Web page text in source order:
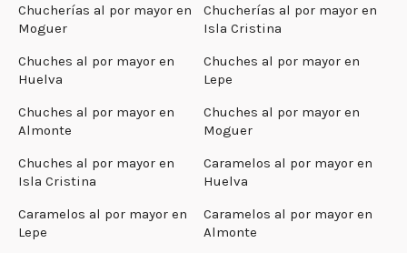
Chucherías al por mayor en
Moguer
Chucherías al por mayor en
Isla Cristina
Chuches al por mayor en
Huelva
Chuches al por mayor en
Lepe
Chuches al por mayor en
Almonte
Chuches al por mayor en
Moguer
Chuches al por mayor en
Isla Cristina
Caramelos al por mayor en
Huelva
Caramelos al por mayor en
Lepe
Caramelos al por mayor en
Almonte